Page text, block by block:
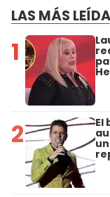
LAS MÁS
1
2 El